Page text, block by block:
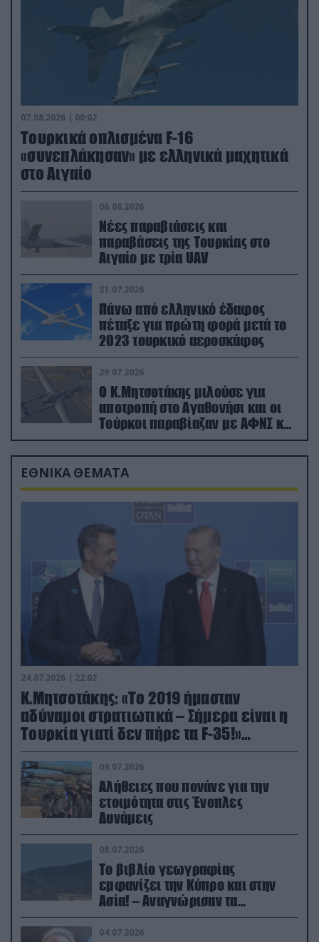
07.08.2026 | 00:02
Τουρκικά οπλισμένα F-16
«συνεπλάκησαν» με ελληνικά μαχητικά
στο Αιγαίο
06.08.2026
Νέες παραβιάσεις και
παραβάσεις της Τουρκίας στο
Αιγαίο με τρία UAV
31.07.2026
Πάνω από ελληνικό έδαφος
πέταξε για πρώτη φορά μετά το
2023 τουρκικό αεροσκάφος
29.07.2026
Ο Κ.Μητσοτάκης μιλούσε για
αποτροπή στο Αγαθονήσι και οι
Τούρκοι παραβίαζαν με ΑΦΝΣ και
drone
ΕΘΝΙΚΑ ΘΕΜΑΤΑ
24.07.2026 | 22:02
Κ.Μητσοτάκης: «Το 2019 ήμασταν
αδύναμοι στρατιωτικά – Σήμερα είναι η
Τουρκία γιατί δεν πήρε τα F-35!»
(βίντεο)
09.07.2026
Αλήθειες που πονάνε για την
ετοιμότητα στις Ένοπλες
Δυνάμεις
08.07.2026
Το βιβλίο γεωγραφίας
εμφανίζει την Κύπρο και στην
Ασία! – Αναγνώρισαν τα
κατεχόμενα; (φωτο)
04.07.2026